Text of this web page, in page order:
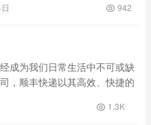
942
成为我们日常生活中不可或缺
，顺丰快递以其高效、快捷的
1.3K